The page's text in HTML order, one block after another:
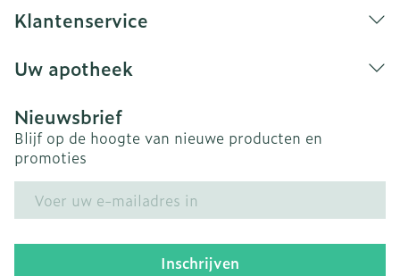
Klantenservice
Uw apotheek
Nieuwsbrief
Blijf op de hoogte van nieuwe producten en
promoties
Inschrijven